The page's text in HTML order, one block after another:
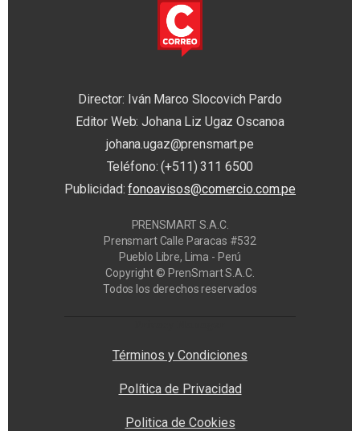
Director: Iván Marco Slocovich Pardo
Editor Web: Johana Liz Ugaz Oscanoa
johana.ugaz@prensmart.pe
Teléfono: (+511) 311 6500
Publicidad:fonoavisos@comercio.com.pe
PRENSMART S.A.C.
Prensmart Calle Paracas #532
Pueblo Libre, Lima - Perú
Copyright © PrenSmart S.A.C.
Todos los derechos reservados
Términos y Condiciones
Política de Privacidad
Politica de Cookies